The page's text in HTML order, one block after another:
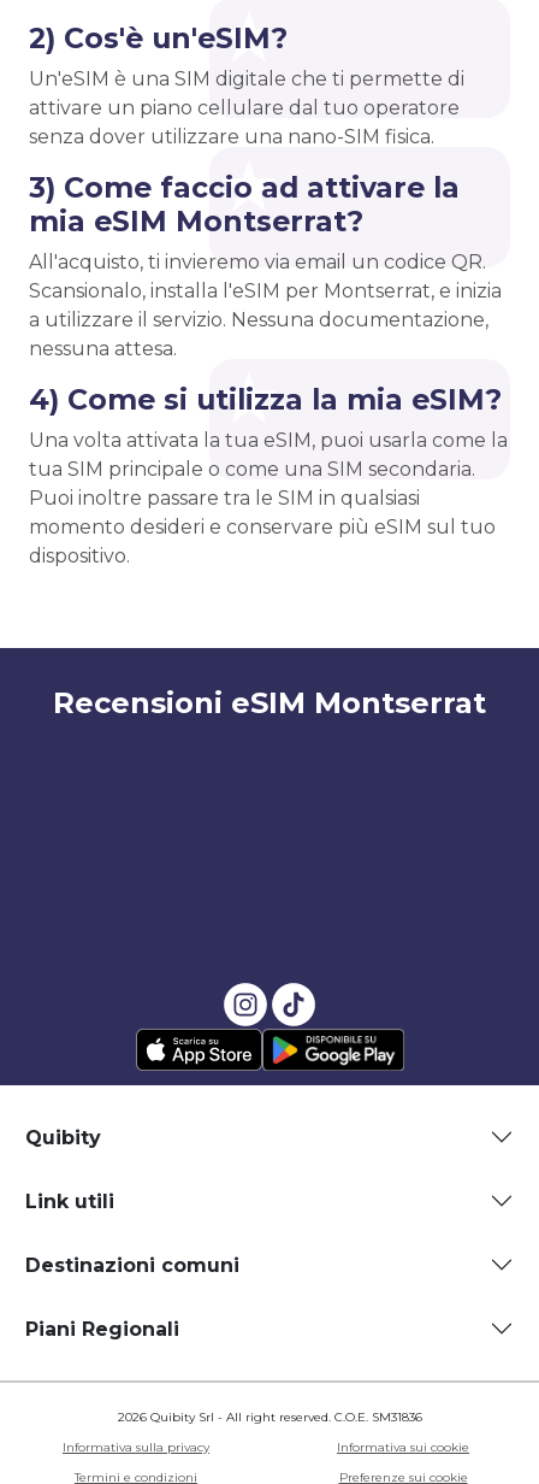
2) Cos'è un'eSIM?
Un'eSIM è una SIM digitale che ti permette di
attivare un piano cellulare dal tuo operatore
senza dover utilizzare una nano-SIM fisica.
3) Come faccio ad attivare la
mia eSIM Montserrat?
All'acquisto, ti invieremo via email un codice QR.
Scansionalo, installa l'eSIM per Montserrat, e inizia
a utilizzare il servizio. Nessuna documentazione,
nessuna attesa.
4) Come si utilizza la mia eSIM?
Una volta attivata la tua eSIM, puoi usarla come la
tua SIM principale o come una SIM secondaria.
Puoi inoltre passare tra le SIM in qualsiasi
momento desideri e conservare più eSIM sul tuo
dispositivo.
Recensioni eSIM Montserrat
Quibity
Link utili
Destinazioni comuni
Piani Regionali
2026 Quibity Srl - All right reserved. C.O.E. SM31836
Informativa sulla privacy
Informativa sui cookie
Termini e condizioni
Preferenze sui cookie